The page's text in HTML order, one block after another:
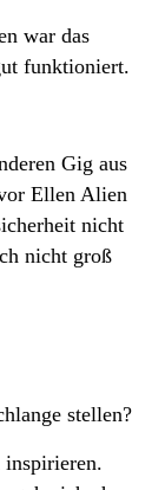
war das
funktioniert.
Gig aus
Ellen Alien
nicht
nicht groß
stellen?